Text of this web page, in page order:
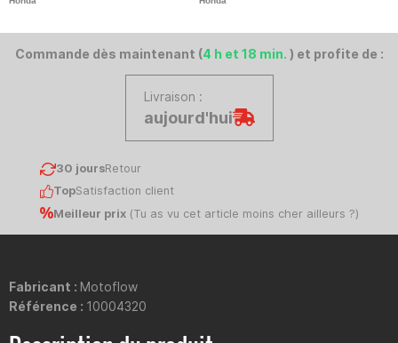
Commande dès maintenant (4 h et 18 min. ) et profite de :
Livraison :
aujourd'hui
30 joursRetour
TopSatisfaction client
Meilleur prix(Tu as vu cet article moins cher ailleurs ?)
Fabricant : Motoflow
Référence : 10004320